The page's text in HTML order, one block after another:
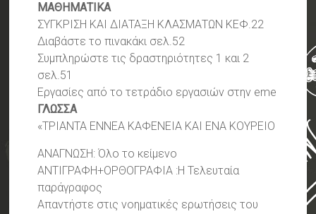
ΜΑΘΗΜΑΤΙΚΑ
ΣΥΓΚΡΙΣΗ ΚΑΙ ΔΙΑΤΑΞΗ ΚΛΑΣΜΑΤΩΝ ΚΕΦ.22
Διαβάστε το πινακάκι σελ.52
Συμπληρώστε τις δραστηριότητες 1 και 2
σελ.51
Εργασίες από το τετράδιο εργασιών στην eme
ΓΛΩΣΣΑ
«ΤΡΙΑΝΤΑ ΕΝΝΕΑ ΚΑΦΕΝΕΙΑ ΚΑΙ ΕΝΑ ΚΟΥΡΕΙΟ
ΑΝΑΓΝΩΣΗ: Όλο το κείμενο
ΑΝΤΙΓΡΑΦΗ+ΟΡΘΟΓΡΑΦΙΑ :Η Τελευταία
παράγραφος
Απαντήστε στις νοηματικές ερωτήσεις του